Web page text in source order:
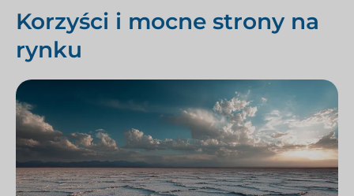
Korzyści i mocne strony na
rynku